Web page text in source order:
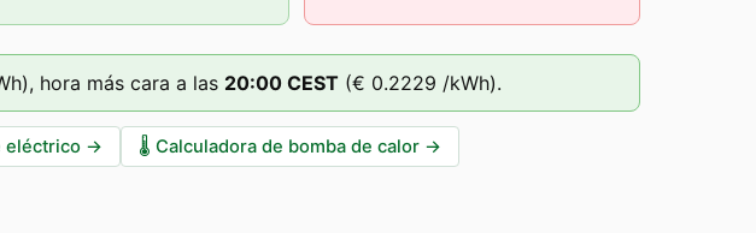
hora más cara a las 20:00 CEST (€ 0.2229 /kWh).
eléctrico → 🌡️ Calculadora de bomba de calor →